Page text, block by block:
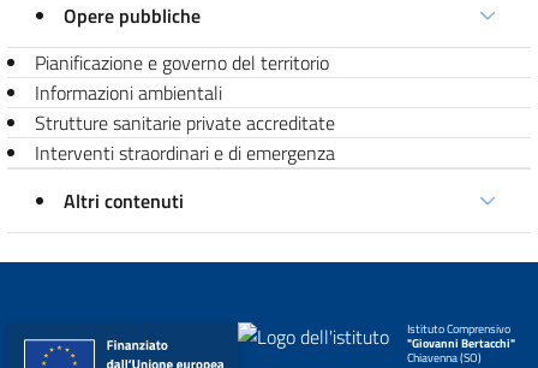
Opere pubbliche
Pianificazione e governo del territorio
Informazioni ambientali
Strutture sanitarie private accreditate
Interventi straordinari e di emergenza
Altri contenuti
Istituto Comprensivo
"Giovanni Bertacchi"
Chiavenna (SO)